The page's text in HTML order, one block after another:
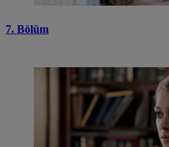
7. Bölüm